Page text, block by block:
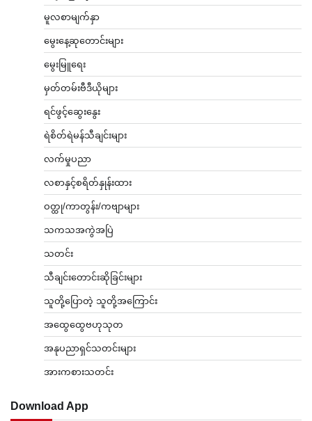
မူလစာမျက်နှာ
မွေးနေ့ဆုတောင်းများ
မွေးမြူရေး
မှတ်တမ်းဗီဒီယိုများ
ရင်ဖွင့်ဆွေးနွေး
ရဲစိတ်ရဲမန်သီချင်းများ
လက်မှုပညာ
လစာနှင့်စရိတ်နှုန်းထား
ဝတ္ထု/ကာတွန်း/ကဗျာများ
သကသအကွဲအပြဲ
သတင်း
သီချင်းတောင်းဆိုခြင်းများ
သူတို့ပြောတဲ့ သူတို့အကြောင်း
အထွေထွေဗဟုသုတ
အနုပညာရှင်သတင်းများ
အားကစားသတင်း
Download App